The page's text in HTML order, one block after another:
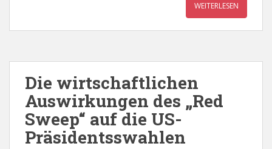
WEITERLESEN
Die wirtschaftlichen
Auswirkungen des „Red
Sweep“ auf die US-
Präsidentsswahlen